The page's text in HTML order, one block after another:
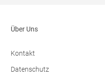
info@promodoro.de
Über Uns
Kontakt
Datenschutz